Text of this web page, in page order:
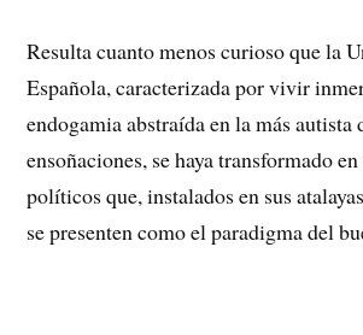
Resulta cuanto menos curioso que la
Española, caracterizada por vivir
endogamia abstraída en la más autista
ensoñaciones, se haya transformado
políticos que, instalados en sus
se presenten como el paradigma del